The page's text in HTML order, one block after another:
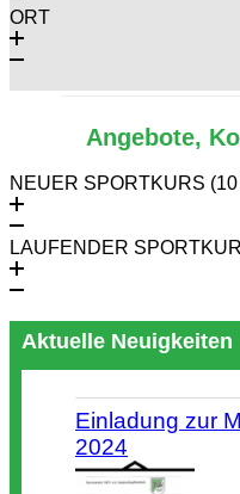
ORT
Angebote,
NEUER SPORTKURS (10
LAUFENDER
Aktuelle Neuigkeiten
Einladung zur
2024